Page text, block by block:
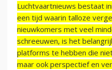
Luchtvaartnieuws bestaat
een tijd waarin talloze
nieuwkomers met veel
schreeuwen, is het
platforms te hebben die
maar ook perspectief en